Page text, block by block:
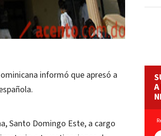
informó que apresó a
Santo Domingo Este, a cargo